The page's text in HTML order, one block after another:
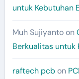
untuk Kebutuhan
Muh Sujiyantoon
Berkualitas untuk
raftech pcbon